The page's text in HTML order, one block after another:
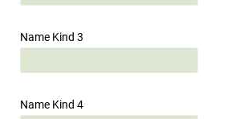
Name Kind 3
Name Kind 4